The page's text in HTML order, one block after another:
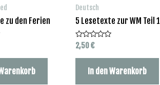
zu den Ferien
Deutsch
5 Lesetexte zur WM Teil 1
Bewertet
mit
0
2,50€
In den Warenkorb